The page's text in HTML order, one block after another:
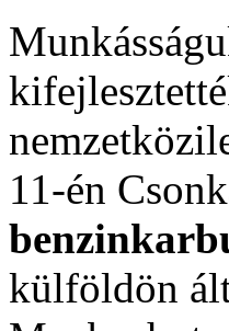
11-én
külföldön